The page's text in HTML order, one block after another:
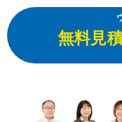
無料見